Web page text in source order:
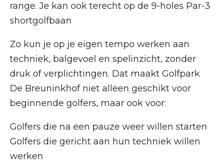
range. Je kan ook terecht op de 9-holes Par-3
shortgolfbaan
Zo kun je op je eigen tempo werken aan
techniek, balgevoel en spelinzicht, zonder
druk of verplichtingen. Dat maakt Golfpark
De Breuninkhof niet alleen geschikt voor
beginnende golfers, maar ook voor:
Golfers die na een pauze weer willen starten
Golfers die gericht aan hun techniek willen
werken